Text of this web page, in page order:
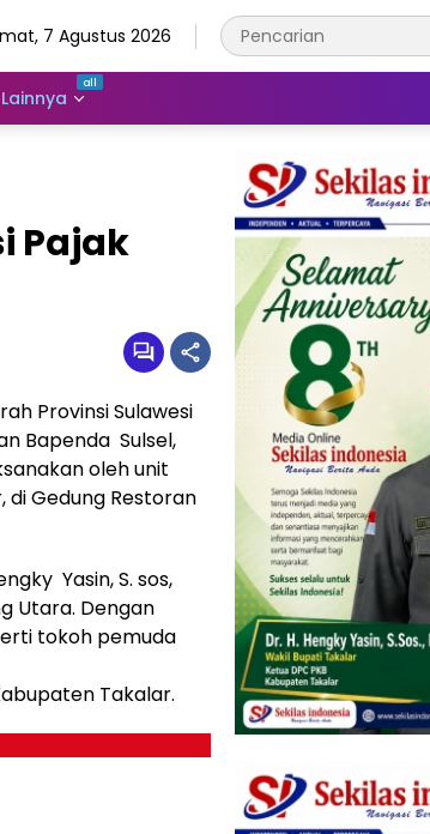
7 Agustus 2026
Lainnya
Pajak
Provinsi Sulawesi
Bapenda Sulsel,
oleh unit
Gedung Restoran
Yasin, S. sos,
Utara. Dengan
tokoh pemuda
Takalar.